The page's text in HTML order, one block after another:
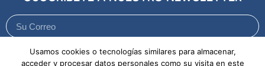
Enviar
Usamos cookies o tecnologías similares para almacenar,
acceder y procesar datos personales como su visita en este